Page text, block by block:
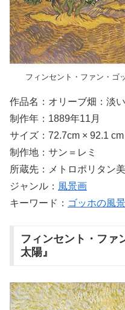
フィンセント・ファン・ゴ
作品名：オリーブ畑：淡
制作年：1889年11月
サイズ：72.7cm × 92.1 cm
制作地：サン＝レミ
所蔵先：メトロポリタン
ジャンル： 風景画
キーワード： ゴッホの風
フィンセント・ファ
太陽』